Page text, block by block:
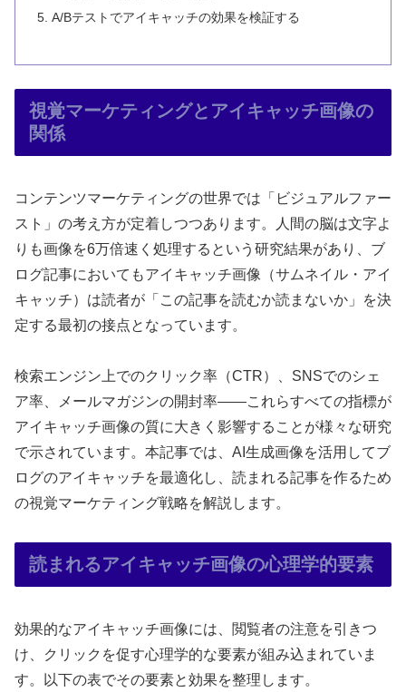
A/Bテストでアイキャッチの効果を検証する
視覚マーケティングとアイキャッチ画像の
関係
コンテンツマーケティングの世界では「ビジュアルファー
スト」の考え方が定着しつつあります。人間の脳は文字よ
りも画像を6万倍速く処理するという研究結果があり、ブ
ログ記事においてもアイキャッチ画像（サムネイル・アイ
キャッチ）は読者が「この記事を読むか読まないか」を決
定する最初の接点となっています。
検索エンジン上でのクリック率（CTR）、SNSでのシェ
ア率、メールマガジンの開封率——これらすべての指標が
アイキャッチ画像の質に大きく影響することが様々な研究
で示されています。本記事では、AI生成画像を活用してブ
ログのアイキャッチを最適化し、読まれる記事を作るため
の視覚マーケティング戦略を解説します。
読まれるアイキャッチ画像の心理学的要素
効果的なアイキャッチ画像には、閲覧者の注意を引きつ
け、クリックを促す心理学的な要素が組み込まれていま
す。以下の表でその要素と効果を整理します。